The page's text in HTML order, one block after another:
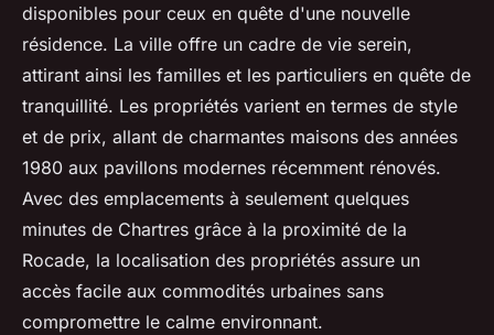
disponibles pour ceux en quête d'une nouvelle
résidence. La ville offre un cadre de vie serein,
attirant ainsi les familles et les particuliers en quête de
tranquillité. Les propriétés varient en termes de style
et de prix, allant de charmantes maisons des années
1980 aux pavillons modernes récemment rénovés.
Avec des emplacements à seulement quelques
minutes de Chartres grâce à la proximité de la
Rocade, la localisation des propriétés assure un
accès facile aux commodités urbaines sans
compromettre le calme environnant.